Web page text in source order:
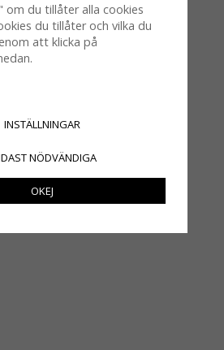
vår
om du tillåter alla cookies
du tillåter och vilka du
att klicka på
INSTÄLLNINGAR
NÖDVÄNDIGA
OKEJ